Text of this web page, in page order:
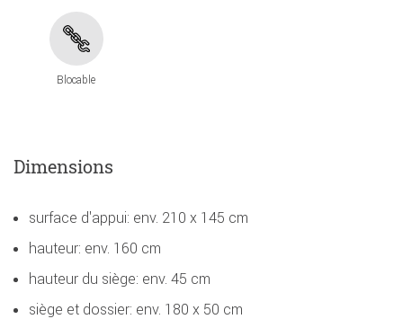
Blocable
Dimensions
surface d'appui: env. 210 x 145 cm
hauteur: env. 160 cm
hauteur du siège: env. 45 cm
siège et dossier: env. 180 x 50 cm